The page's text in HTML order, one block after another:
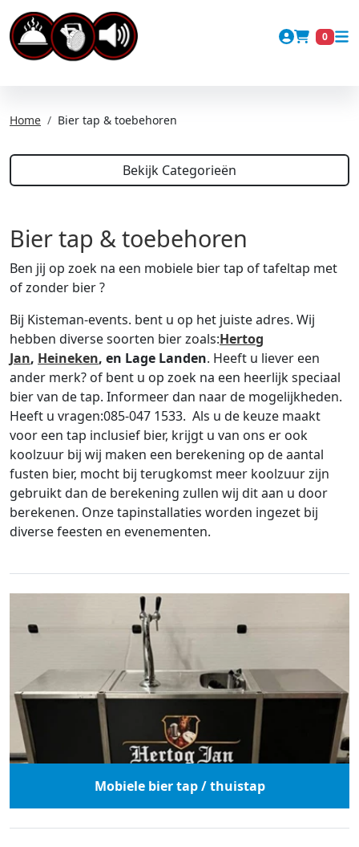
Account
0
Home Bier tap & toebehoren
Bekijk Categorieën
Bier tap & toebehoren
Ben jij op zoek na een mobiele bier tap of tafeltap met
of zonder bier ?
Bij Kisteman-events. bent u op het juiste adres. Wij
hebben diverse soorten bier zoals:Hertog
Jan, Heineken, en Lage Landen. Heeft u liever een
ander merk? of bent u op zoek na een heerlijk speciaal
bier van de tap. Informeer dan naar de mogelijkheden.
Heeft u vragen:085-047 1533. Als u de keuze maakt
voor een tap inclusief bier, krijgt u van ons er ook
koolzuur bij wij maken een berekening op de aantal
fusten bier, mocht bij terugkomst meer koolzuur zijn
gebruikt dan de berekening zullen wij dit aan u door
berekenen. Onze tapinstallaties worden ingezet bij
diverse feesten en evenementen.
Mobiele bier tap / thuistap